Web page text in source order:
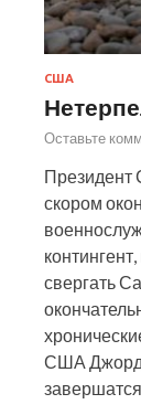
США
Оставьте
скором
свергать
США